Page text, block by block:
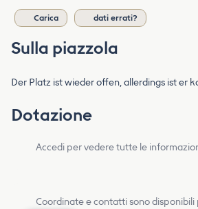
Carica dati errati?
Sulla piazzola
Der Platz ist wieder offen, allerdings ist er
Dotazione
Accedi per vedere tutte le
Coordinate e contatti sono disponibili